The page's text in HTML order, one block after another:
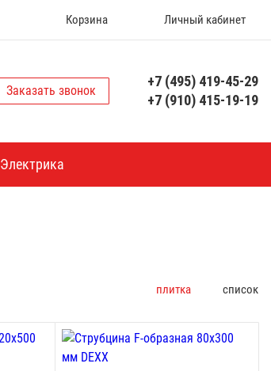
Корзина Личный кабинет
Заказать звонок
+7 (495) 419-45-29
+7 (910) 415-19-19
Электрика
плитка список